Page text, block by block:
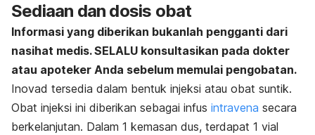
Sediaan dan dosis obat
Informasi yang diberikan bukanlah pengganti dari
nasihat medis. SELALU konsultasikan pada dokter
atau apoteker Anda sebelum memulai pengobatan.
Inovad tersedia dalam bentuk injeksi atau obat suntik.
Obat injeksi ini diberikan sebagai infus intravena secara
berkelanjutan. Dalam 1 kemasan dus, terdapat 1 vial